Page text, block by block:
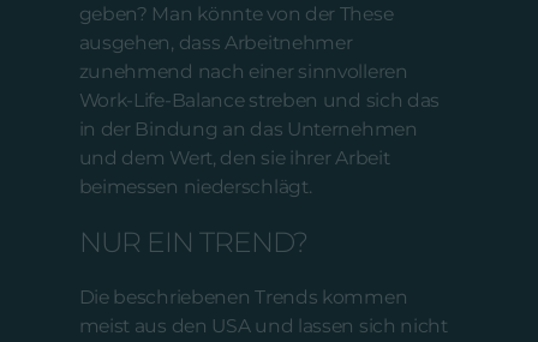
geben? Man könnte von der These
ausgehen, dass Arbeitnehmer
zunehmend nach einer sinnvolleren
Work-Life-Balance streben und sich das
in der Bindung an das Unternehmen
und dem Wert, den sie ihrer Arbeit
beimessen niederschlägt.
NUR EIN TREND?
Die beschriebenen Trends kommen
meist aus den USA und lassen sich nicht